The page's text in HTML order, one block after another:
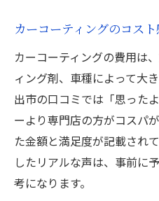
カーコーティングのコス
カーコーティングの費用は
ィング剤、車種によって大
出市の口コミでは「思った
ーより専門店の方がコスパ
た金額と満足度が記載され
したリアルな声は、事前に
考になります。